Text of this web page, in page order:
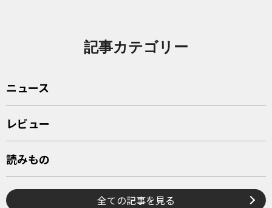
記事カテゴリー
ニュース
レビュー
読みもの
全ての記事を見る